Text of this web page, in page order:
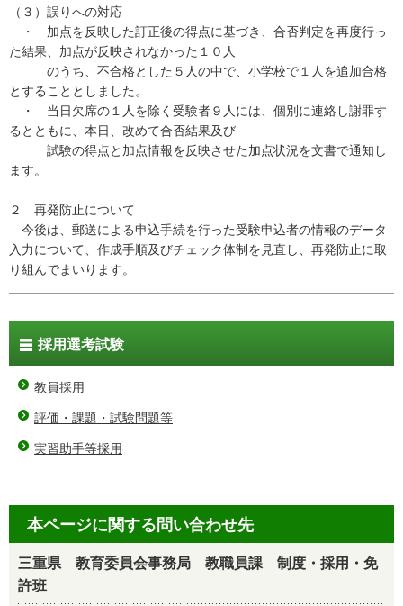
（３）誤りへの対応
・ 加点を反映した訂正後の得点に基づき、合否判定を再度行っ
た結果、加点が反映されなかった１０人
のうち、不合格とした５人の中で、小学校で１人を追加合格
とすることとしました。
・ 当日欠席の１人を除く受験者９人には、個別に連絡し謝罪す
るとともに、本日、改めて合否結果及び
試験の得点と加点情報を反映させた加点状況を文書で通知し
ます。
２ 再発防止について
今後は、郵送による申込手続を行った受験申込者の情報のデータ
入力について、作成手順及びチェック体制を見直し、再発防止に取
り組んでまいります。
採用選考試験
教員採用
評価・課題・試験問題等
実習助手等採用
本ページに関する問い合わせ先
三重県 教育委員会事務局 教職員課 制度・採用・免
許班